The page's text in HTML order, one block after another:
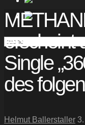
erscheint
Single
des
Helmut Ballerstaller